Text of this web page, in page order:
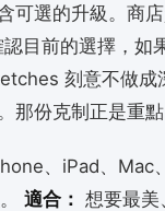
可選的升級。商
目前的選擇，如
刻意不做成
那份克制正是重
、iPad、Mac
適合： 想要最美